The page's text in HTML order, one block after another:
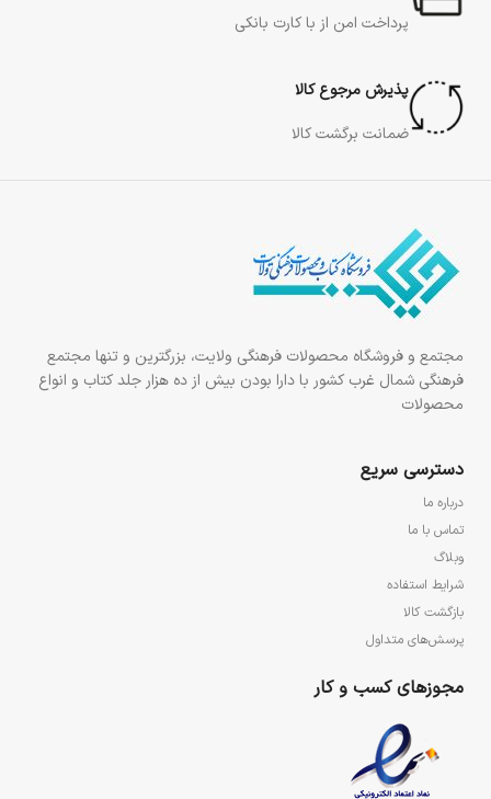
پرداخت امن از با کارت بانکی
پذیرش مرجوع کالا
ضمانت برگشت کالا
مجتمع و فروشگاه محصولات فرهنگی ولایت، بزرگترین و تنها مجتمع
فرهنگی شمال غرب کشور با دارا بودن بیش از ده هزار جلد کتاب و انواع
محصولات
دسترسی سریع
درباره ما
تماس با ما
وبلاگ
شرایط استفاده
بازگشت کالا
پرسش‌های متداول
مجوزهای کسب و کار